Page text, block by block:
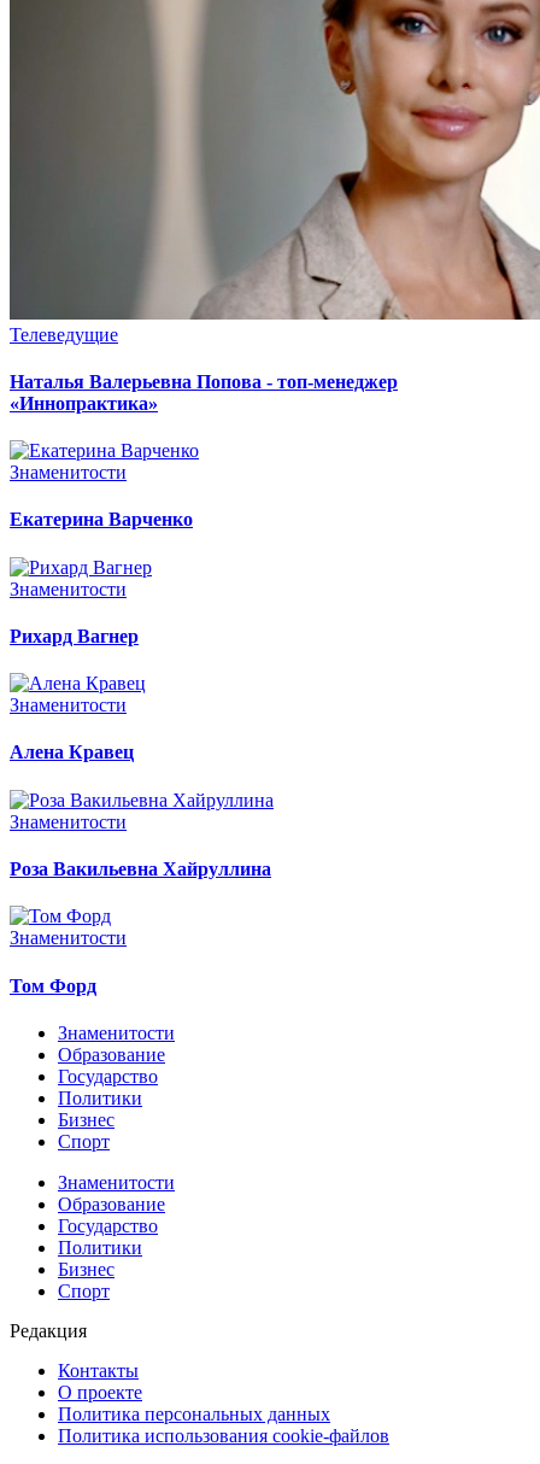
Телеведущие
Наталья Валерьевна Попова - топ-менеджер
«Иннопрактика»
Знаменитости
Екатерина Варченко
Знаменитости
Рихард Вагнер
Знаменитости
Алена Кравец
Знаменитости
Роза Вакильевна Хайруллина
Знаменитости
Том Форд
Знаменитости
Образование
Государство
Политики
Бизнес
Спорт
Знаменитости
Образование
Государство
Политики
Бизнес
Спорт
Редакция
Контакты
О проекте
Политика персональных данных
Политика использования cookie-файлов